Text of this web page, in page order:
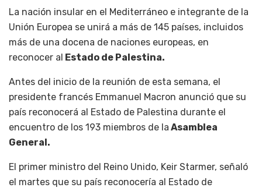
La nación insular en el Mediterráneo e integrante de la
Unión Europea se unirá a más de 145 países, incluidos
más de una docena de naciones europeas, en
reconocer al Estado de Palestina.
Antes del inicio de la reunión de esta semana, el
presidente francés Emmanuel Macron anunció que su
país reconocerá al Estado de Palestina durante el
encuentro de los 193 miembros de la Asamblea
General.
El primer ministro del Reino Unido, Keir Starmer, señaló
el martes que su país reconocería al Estado de